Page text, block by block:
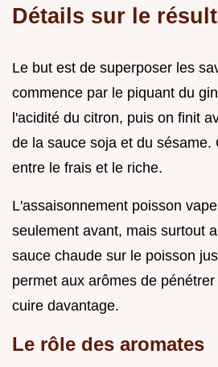
Détails sur le
Le but est de superposer les
commence par le piquant du
l'acidité du citron, puis on finit
de la sauce soja et du sésame.
entre le frais et le riche.
L'assaisonnement poisson
seulement avant, mais surtout
sauce chaude sur le poisson
permet aux arômes de
cuire davantage.
Le rôle des aromates